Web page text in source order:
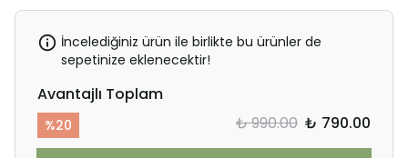
İncelediğiniz ürün ile birlikte bu ürünler de
sepetinize eklenecektir!
Avantajlı Toplam
%20 ₺ 990.00 ₺ 790.00